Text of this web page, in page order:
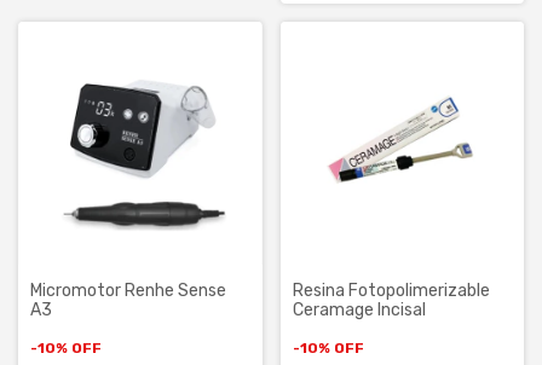
Micromotor Renhe Sense
A3
-10% OFF
Resina Fotopolimerizable
Ceramage Incisal
-10% OFF